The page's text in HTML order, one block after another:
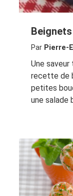
Beignets
Par Pierre-
Une
recette de
petites
une salade